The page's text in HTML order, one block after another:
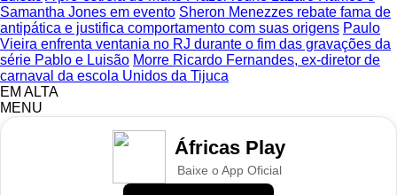
Samantha Jones em evento Sheron Menezzes rebate fama de
antipática e justifica comportamento com suas origens Paulo
Vieira enfrenta ventania no RJ durante o fim das gravações da
série Pablo e Luisão Morre Ricardo Fernandes, ex-diretor de
carnaval da escola Unidos da Tijuca
EM ALTA
MENU
Áfricas Play
Baixe o App Oficial